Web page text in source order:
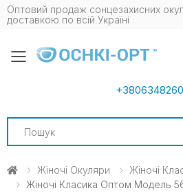
Оптовий продаж сонцезахисних
доставкою по всій Україні
Toggle mobile
Search
Жіночі Окуляри
Жіночі
Жіночі Класика Оптом Модель